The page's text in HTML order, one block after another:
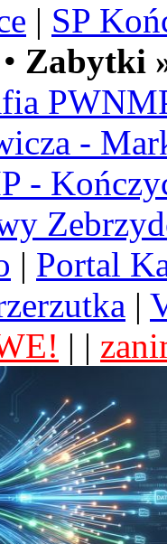
| SP
Zabytki
-
-
| Portal
|
| |